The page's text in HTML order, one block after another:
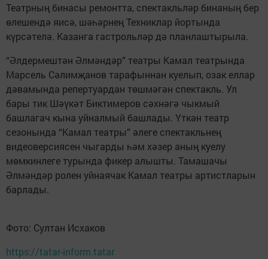
Театрның бинасы ремонтта, спектакльләр бинаның бер
өлешендә яисә, шәһәрнең Техниклар йортында
күрсәтелә. Казанга гастрольләр дә планлаштырыла.
“Әлдермештән Әлмәндәр” театры Камал театрында
Марсель Сәлимҗанов тарафыннан куелып, озак еллар
дәвамында репертуардан төшмәгән спектакль. Ул
бары тик Шәүкәт Биктимеров сәхнәгә чыкмый
башлагач кына уйналмый башлады. Үткән театр
сезонында “Камал театры” әлеге спектакльнең
видеоверсиясен чыгарды һәм хәзер аның куелу
мөмкинлеге турында фикер алышты. Тамашачы
Әлмәндәр ролен уйнаячак Камал театры артистларын
барлады.
Фото: Султан Исхаков
https://tatar-inform.tatar